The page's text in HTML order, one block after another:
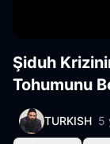
Şiduh
Tohumunu
TURKISH 5